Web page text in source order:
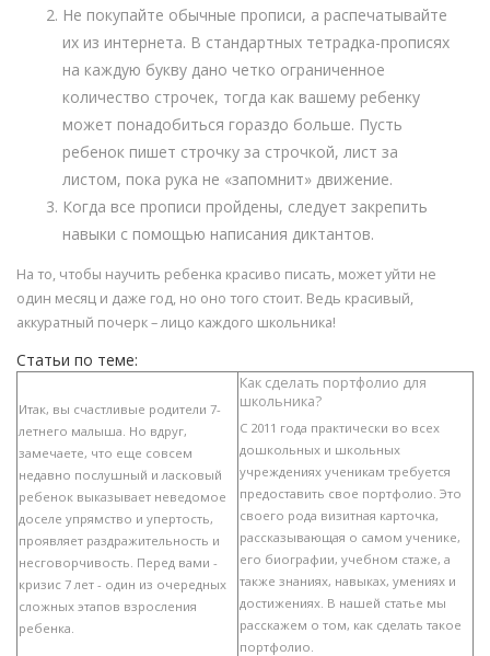
Не покупайте обычные прописи, а распечатывайте
их из интернета. В стандартных тетрадка-прописях
на каждую букву дано четко ограниченное
количество строчек, тогда как вашему ребенку
может понадобиться гораздо больше. Пусть
ребенок пишет строчку за строчкой, лист за
листом, пока рука не «запомнит» движение.
Когда все прописи пройдены, следует закрепить
навыки с помощью написания диктантов.
На то, чтобы научить ребенка красиво писать, может уйти не
один месяц и даже год, но оно того стоит. Ведь красивый,
аккуратный почерк – лицо каждого школьника!
Статьи по теме:
Итак, вы счастливые родители 7-
летнего малыша. Но вдруг,
замечаете, что еще совсем
недавно послушный и ласковый
ребенок выказывает неведомое
доселе упрямство и упертость,
проявляет раздражительность и
несговорчивость. Перед вами -
кризис 7 лет - один из очередных
сложных этапов взросления
ребенка.
Как сделать портфолио для
школьника?
С 2011 года практически во всех
дошкольных и школьных
учреждениях ученикам требуется
предоставить свое портфолио. Это
своего рода визитная карточка,
рассказывающая о самом ученике,
его биографии, учебном стаже, а
также знаниях, навыках, умениях и
достижениях. В нашей статье мы
расскажем о том, как сделать такое
портфолио.